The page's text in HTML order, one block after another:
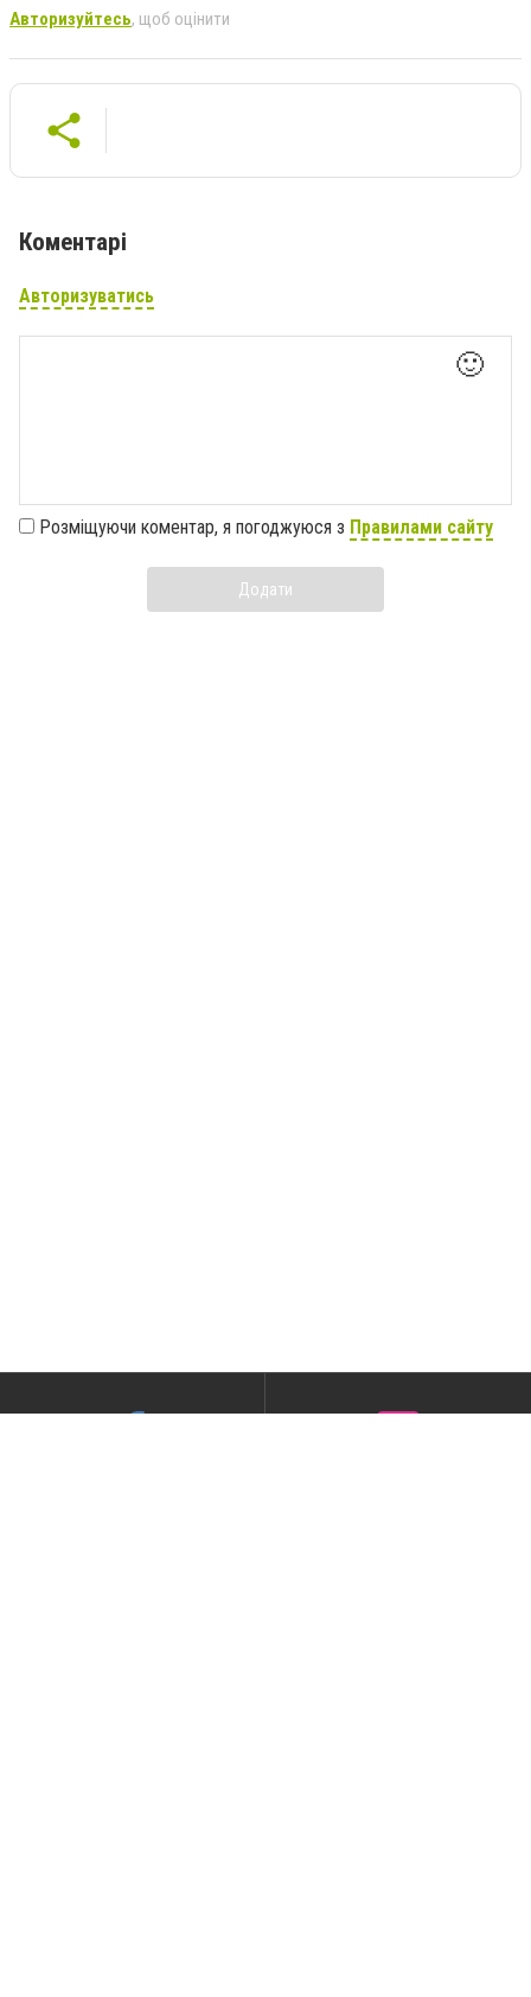
Авторизуйтесь, щоб оцінити
Коментарі
Авторизуватись
🙂
Розміщуючи коментар, я погоджуюся з Правилами сайту
Додати